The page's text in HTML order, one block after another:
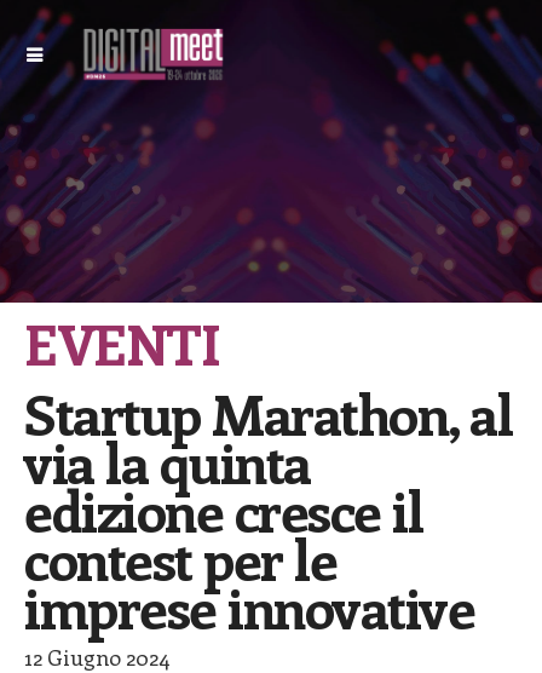
EVENTI
Startup Marathon, al
via la quinta
edizione cresce il
contest per le
imprese innovative
12 Giugno 2024